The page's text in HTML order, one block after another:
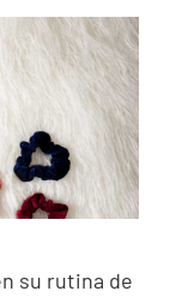
su rutina de